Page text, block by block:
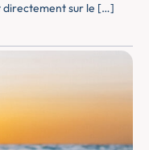
directement sur le […]